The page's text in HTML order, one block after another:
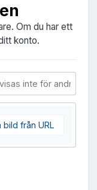
Om du har ett
konto.
bild från URL